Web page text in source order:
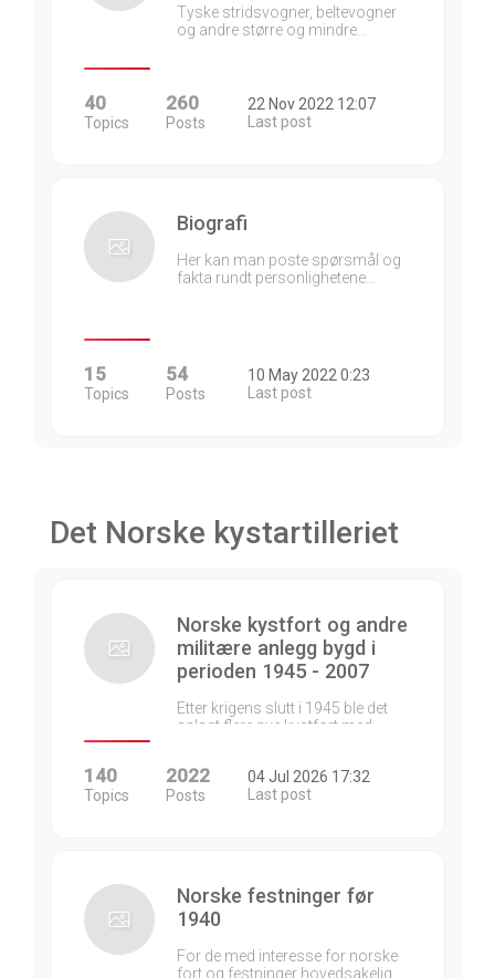
Tyske stridsvogner, beltevogner
og andre større og mindre…
40
Topics
260
Posts
22 Nov 2022 12:07
Last post
Biografi
Her kan man poste spørsmål og
fakta rundt personlighetene…
15
Topics
54
Posts
10 May 2022 0:23
Last post
Det Norske kystartilleriet
Norske kystfort og andre
militære anlegg bygd i
perioden 1945 - 2007
Etter krigens slutt i 1945 ble det
anlagt flere nye kystfort med…
140
Topics
2022
Posts
04 Jul 2026 17:32
Last post
Norske festninger før
1940
For de med interesse for norske
fort og festninger hovedsakelig…